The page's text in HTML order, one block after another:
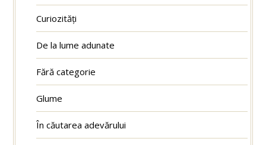
Curiozități
De la lume adunate
Fără categorie
Glume
În căutarea adevărului